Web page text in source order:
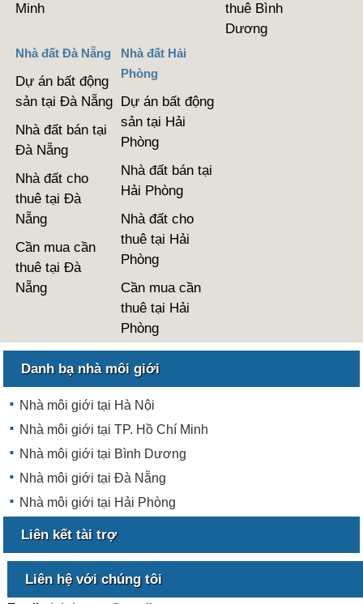
Minh
thuê Bình
Dương
Nhà đất Đà Nẵng
Dự án bất động
sản tại Đà Nẵng
Nhà đất bán tại
Đà Nẵng
Nhà đất cho
thuê tại Đà
Nẵng
Cần mua cần
thuê tại Đà
Nẵng
Nhà đất Hải
Phòng
Dự án bất động
sản tại Hải
Phòng
Nhà đất bán tại
Hải Phòng
Nhà đất cho
thuê tại Hải
Phòng
Cần mua cần
thuê tại Hải
Phòng
Danh bạ nhà môi giới
Nhà môi giới tại Hà Nội
Nhà môi giới tại TP. Hồ Chí Minh
Nhà môi giới tại Bình Dương
Nhà môi giới tại Đà Nẵng
Nhà môi giới tại Hải Phòng
Liên kết tài trợ
Liên hệ với chúng tôi